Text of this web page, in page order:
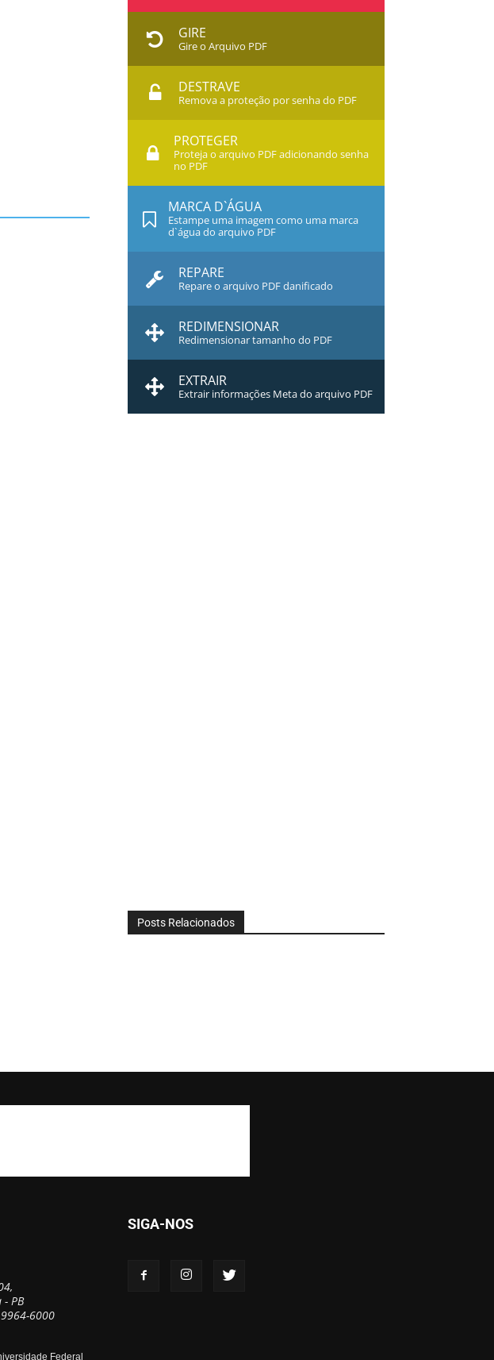
GIRE
Gire o Arquivo PDF
DESTRAVE
Remova a proteção por senha do PDF
PROTEGER
Proteja o arquivo PDF adicionando senha
no PDF
MARCA D`ÁGUA
Estampe uma imagem como uma marca
d`água do arquivo PDF
REPARE
Repare o arquivo PDF danificado
REDIMENSIONAR
Redimensionar tamanho do PDF
EXTRAIR
Extrair informações Meta do arquivo PDF
Posts Relacionados
- PB
6000
Federal
SIGA-NOS